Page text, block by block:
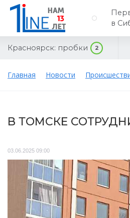
в
Красноярск: пробки 2
Главная Новости
В ТОМСКЕ
03.06.2025 09:00